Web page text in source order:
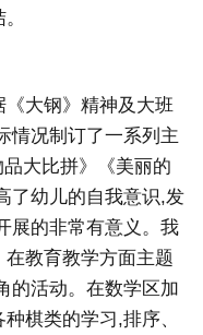
大钢》精神及大班
情况制订了一系列主
大比拼》《美丽的
了幼儿的自我意识,发
展的非常有意义。我
教育教学方面主题
的活动。在数学区加
棋类的学习,排序、